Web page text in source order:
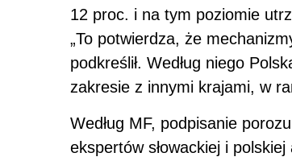
12 proc. i na tym poziomie
„To potwierdza, że
podkreślił. Według niego
zakresie z innymi krajami, w
Według MF, podpisanie
ekspertów słowackiej i